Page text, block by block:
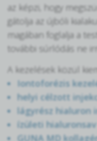
az képzi, hogy
gátolja az újbóli
magában foglalja a
további súrlódás ne
A kezelések közül
Iontoforézis
helyi célzott
lágyrész hialuron
ízületi
GUNA MD